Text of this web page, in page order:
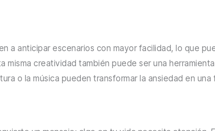
a anticipar escenarios con mayor facilidad, lo que
misma creatividad también puede ser una
o la música pueden transformar la ansiedad en